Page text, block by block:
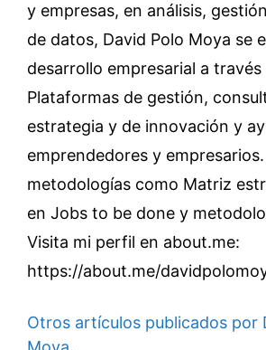
y empresas, en análisis,
de datos, David Polo Moya se
desarrollo empresarial a través
Plataformas de gestión,
estrategia y de innovación y
emprendedores y
metodologías como Matriz
en Jobs to be done y
Visita mi perfil en about.me:
https://about.me/
Otros artículos publicados por